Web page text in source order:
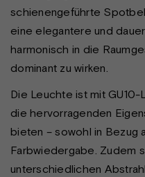
schienengeführte
eine elegantere und
harmonisch in die
dominant zu wirken.
Die Leuchte ist mit
die hervorragenden
bieten – sowohl in Bezug
Farbwiedergabe. Zudem
unterschiedlichen